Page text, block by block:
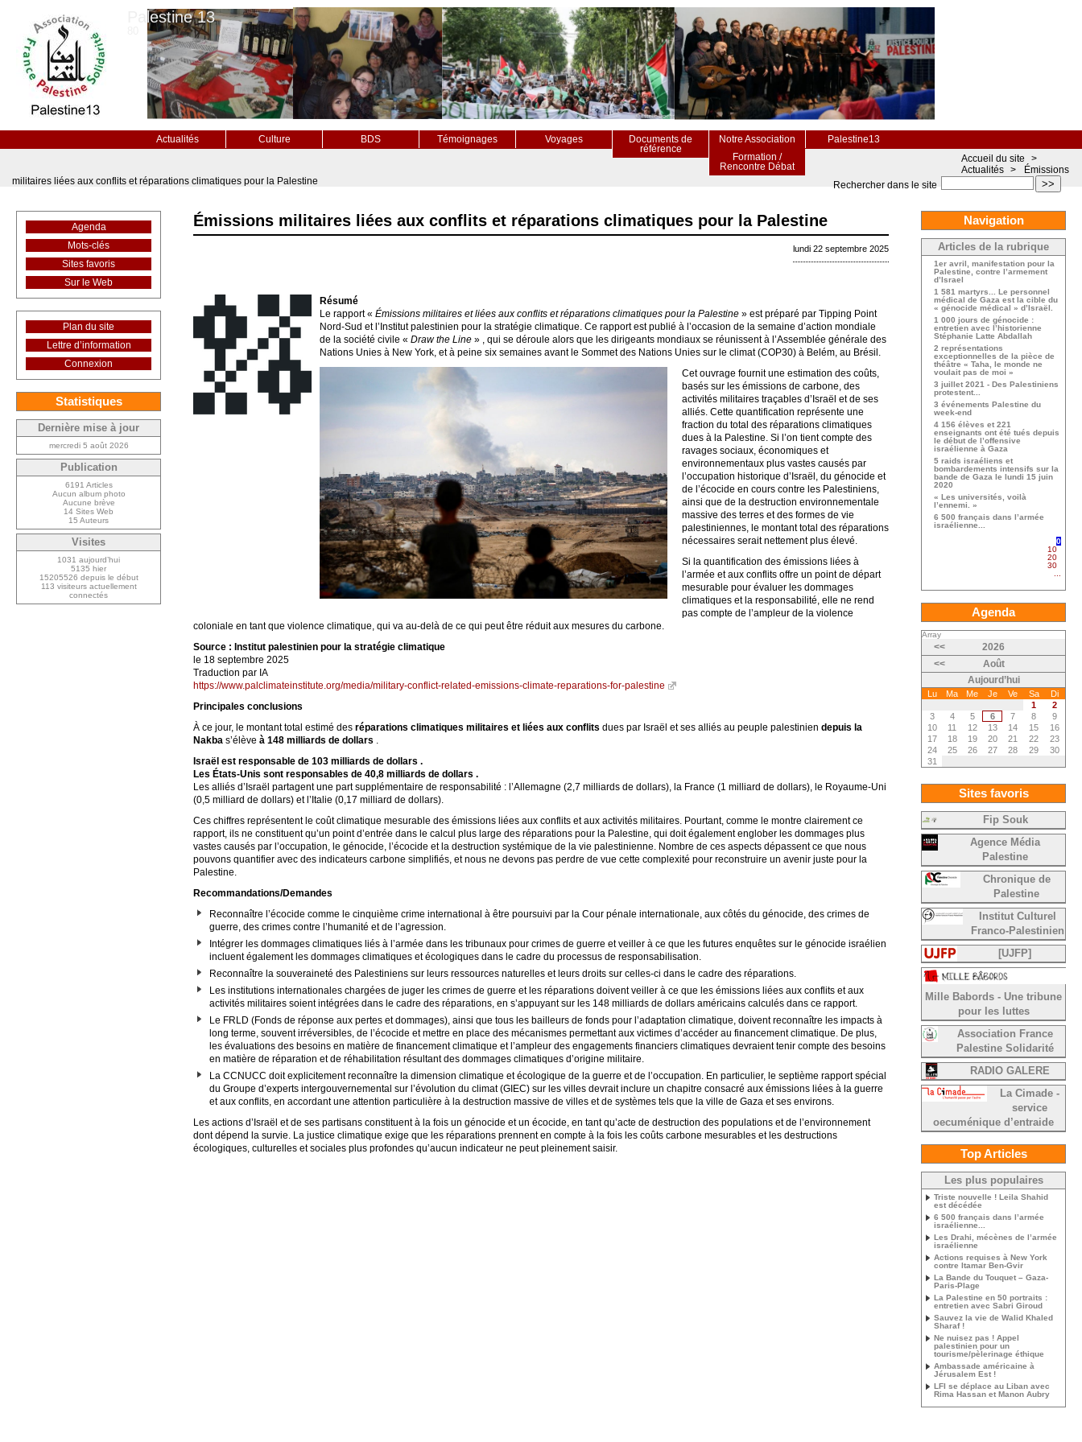
Palestine 13
Actualités Culture BDS Témoignages Voyages
Documents de
référence
Notre Association
Palestine13
Formation /
Rencontre Débat
>>
Rechercher dans le site
Accueil du site
>
Actualités >
Émissions
militaires liées aux conflits et réparations climatiques pour la Palestine
Émissions militaires liées aux conflits et réparations climatiques pour la Palestine
lundi 22 septembre 2025
Résumé
Le rapport « Émissions militaires et liées aux conflits et réparations climatiques pour la Palestine » est préparé par Tipping Point
Nord-Sud et l’Institut palestinien pour la stratégie climatique. Ce rapport est publié à l’occasion de la semaine d’action mondiale
de la société civile « Draw the Line » , qui se déroule alors que les dirigeants mondiaux se réunissent à l’Assemblée générale des
Nations Unies à New York, et à peine six semaines avant le Sommet des Nations Unies sur le climat (COP30) à Belém, au Brésil.
Cet ouvrage fournit une estimation des coûts,
basés sur les émissions de carbone, des
activités militaires traçables d’Israël et de ses
alliés. Cette quantification représente une
fraction du total des réparations climatiques
dues à la Palestine. Si l’on tient compte des
ravages sociaux, économiques et
environnementaux plus vastes causés par
l’occupation historique d’Israël, du génocide et
de l’écocide en cours contre les Palestiniens,
ainsi que de la destruction environnementale
massive des terres et des formes de vie
palestiniennes, le montant total des réparations
nécessaires serait nettement plus élevé.
Si la quantification des émissions liées à
l’armée et aux conflits offre un point de départ
mesurable pour évaluer les dommages
climatiques et la responsabilité, elle ne rend
pas compte de l’ampleur de la violence
coloniale en tant que violence climatique, qui va au-delà de ce qui peut être réduit aux mesures du carbone.
Source : Institut palestinien pour la stratégie climatique
le 18 septembre 2025
Traduction par IA
https://www.palclimateinstitute.org/media/military-conflict-related-emissions-climate-reparations-for-palestine
Principales conclusions
À ce jour, le montant total estimé des réparations climatiques militaires et liées aux conflits dues par Israël et ses alliés au peuple palestinien depuis la
Nakba s’élève à 148 milliards de dollars .
Israël est responsable de 103 milliards de dollars .
Les États-Unis sont responsables de 40,8 milliards de dollars .
Les alliés d’Israël partagent une part supplémentaire de responsabilité : l’Allemagne (2,7 milliards de dollars), la France (1 milliard de dollars), le Royaume-Uni
(0,5 milliard de dollars) et l’Italie (0,17 milliard de dollars).
Ces chiffres représentent le coût climatique mesurable des émissions liées aux conflits et aux activités militaires. Pourtant, comme le montre clairement ce
rapport, ils ne constituent qu’un point d’entrée dans le calcul plus large des réparations pour la Palestine, qui doit également englober les dommages plus
vastes causés par l’occupation, le génocide, l’écocide et la destruction systémique de la vie palestinienne. Nombre de ces aspects dépassent ce que nous
pouvons quantifier avec des indicateurs carbone simplifiés, et nous ne devons pas perdre de vue cette complexité pour reconstruire un avenir juste pour la
Palestine.
Recommandations/Demandes
Reconnaître l’écocide comme le cinquième crime international à être poursuivi par la Cour pénale internationale, aux côtés du génocide, des crimes de
guerre, des crimes contre l’humanité et de l’agression.
Intégrer les dommages climatiques liés à l’armée dans les tribunaux pour crimes de guerre et veiller à ce que les futures enquêtes sur le génocide israélien
incluent également les dommages climatiques et écologiques dans le cadre du processus de responsabilisation.
Reconnaître la souveraineté des Palestiniens sur leurs ressources naturelles et leurs droits sur celles-ci dans le cadre des réparations.
Les institutions internationales chargées de juger les crimes de guerre et les réparations doivent veiller à ce que les émissions liées aux conflits et aux
activités militaires soient intégrées dans le cadre des réparations, en s’appuyant sur les 148 milliards de dollars américains calculés dans ce rapport.
Le FRLD (Fonds de réponse aux pertes et dommages), ainsi que tous les bailleurs de fonds pour l’adaptation climatique, doivent reconnaître les impacts à
long terme, souvent irréversibles, de l’écocide et mettre en place des mécanismes permettant aux victimes d’accéder au financement climatique. De plus,
les évaluations des besoins en matière de financement climatique et l’ampleur des engagements financiers climatiques devraient tenir compte des besoins
en matière de réparation et de réhabilitation résultant des dommages climatiques d’origine militaire.
La CCNUCC doit explicitement reconnaître la dimension climatique et écologique de la guerre et de l’occupation. En particulier, le septième rapport spécial
du Groupe d’experts intergouvernemental sur l’évolution du climat (GIEC) sur les villes devrait inclure un chapitre consacré aux émissions liées à la guerre
et aux conflits, en accordant une attention particulière à la destruction massive de villes et de systèmes tels que la ville de Gaza et ses environs.
Les actions d’Israël et de ses partisans constituent à la fois un génocide et un écocide, en tant qu’acte de destruction des populations et de l’environnement
dont dépend la survie. La justice climatique exige que les réparations prennent en compte à la fois les coûts carbone mesurables et les destructions
écologiques, culturelles et sociales plus profondes qu’aucun indicateur ne peut pleinement saisir.
Agenda
Mots-clés
Sites favoris
Sur le Web
Plan du site
Lettre d’information
Connexion
Statistiques
Dernière mise à jour
mercredi 5 août 2026
Publication
6191 Articles
Aucun album photo
Aucune brève
14 Sites Web
15 Auteurs
Visites
1031 aujourd’hui
5135 hier
15205526 depuis le début
113 visiteurs actuellement
connectés
Navigation
Articles de la rubrique
1er avril, manifestation pour la
Palestine, contre l’armement
d’Israel
1 581 martyrs... Le personnel
médical de Gaza est la cible du
« génocide médical » d’Israël.
1 000 jours de génocide :
entretien avec l’historienne
Stéphanie Latte Abdallah
2 représentations
exceptionnelles de la pièce de
théâtre « Taha, le monde ne
voulait pas de moi »
3 juillet 2021 - Des Palestiniens
protestent...
3 événements Palestine du
week-end
4 156 élèves et 221
enseignants ont été tués depuis
le début de l’offensive
israélienne à Gaza
5 raids israéliens et
bombardements intensifs sur la
bande de Gaza le lundi 15 juin
2020
« Les universités, voilà
l’ennemi. »
6 500 français dans l’armée
israélienne...
0
10
20
30
Agenda
Array
<<
2026
<<
Août
Aujourd’hui
Lu Ma Me Je Ve Sa
Di
1
2
3
4 5 6 7 8
9
10
11 12 13 14 15
16
17
18 19 20 21 22
23
24
25 26 27 28 29
30
31
Sites favoris
Fip Souk
Agence Média
Palestine
Chronique de
Palestine
Institut Culturel
Franco-Palestinien
[UJFP]
Mille Babords - Une tribune
pour les luttes
Association France
Palestine Solidarité
RADIO GALERE
La Cimade -
service
oecuménique d’entraide
Top Articles
Les plus populaires
Triste nouvelle ! Leila Shahid
est décédée
6 500 français dans l’armée
israélienne...
Les Drahi, mécènes de l’armée
israélienne
Actions requises à New York
contre Itamar Ben-Gvir
La Bande du Touquet – Gaza-
Paris-Plage
La Palestine en 50 portraits :
entretien avec Sabri Giroud
Sauvez la vie de Walid Khaled
Sharaf !
Ne nuisez pas ! Appel
palestinien pour un
tourisme/pèlerinage éthique
Ambassade américaine à
Jérusalem Est !
LFI se déplace au Liban avec
Rima Hassan et Manon Aubry